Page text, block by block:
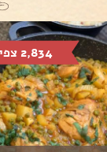
2,834 צפיות